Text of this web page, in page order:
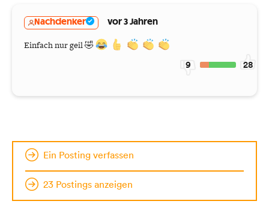
Nachdenker vor 3 Jahren
Einfach nur geil 🤣
9 28
Ein Posting verfassen
23 Postings anzeigen